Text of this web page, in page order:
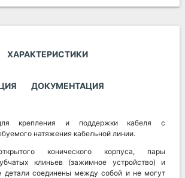
ХАРАКТЕРИСТИКИ
ДОКУМЕНТАЦИЯ
крепления и поддержки кабеля с
натяжения кабельной линии.
конического корпуса, пары
клиньев (зажимное устройство) и
детали соединены между собой и не могут